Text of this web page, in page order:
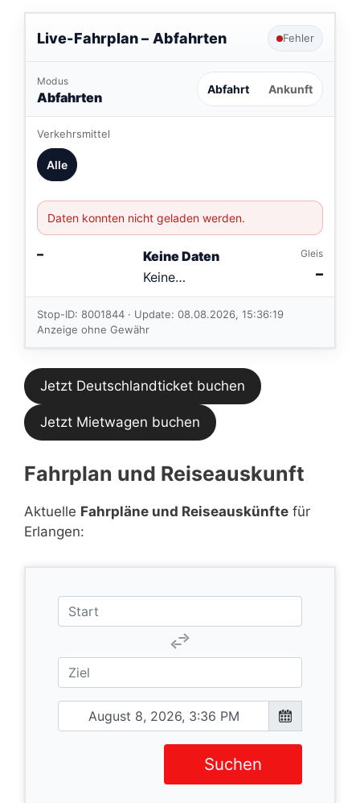
Live-Fahrplan – Abfahrten Fehler
Modus
Abfahrten Abfahrt Ankunft
Verkehrsmittel
Alle
Daten konnten nicht geladen werden.
–
Keine Daten
Keine
Verbindungen
im aktuellen
Feed.
Gleis
–
Stop-ID: 8001844 · Update: 08.08.2026, 15:36:19
Anzeige ohne Gewähr
Jetzt Deutschlandticket buchen
Jetzt Mietwagen buchen
Fahrplan und Reiseauskunft
Aktuelle Fahrpläne und Reiseauskünfte für
Erlangen:
Suchen